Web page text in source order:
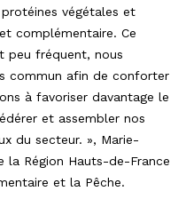
végétales et
complémentaire. Ce
peu fréquent, nous
commun afin de conforter
à favoriser davantage le
et assembler nos
du secteur. », Marie-
la Région Hauts-de-France
et la Pêche.